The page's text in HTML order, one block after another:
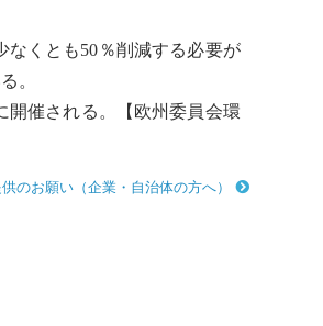
なくとも50％削減する必要が
。
開催される。【欧州委員会環
のお願い（企業・自治体の方へ）